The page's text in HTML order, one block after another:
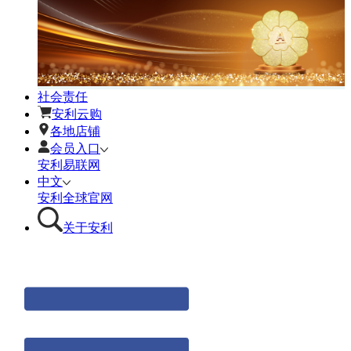
社会责任
安利云购
各地店铺
会员入口
安利易联网
中文
安利全球官网
关于安利